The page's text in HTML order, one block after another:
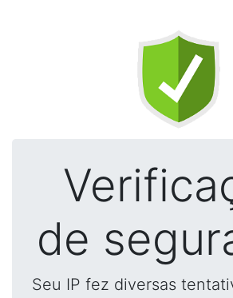
de
Seu IP fez diversas